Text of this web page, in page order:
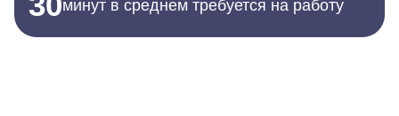
минут в среднем требуется на работу